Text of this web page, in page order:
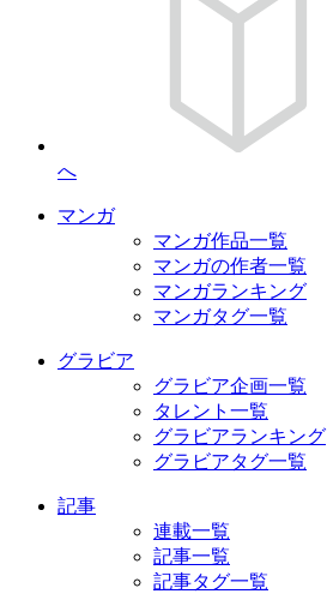
へ
マンガ
マンガ作品一覧
マンガの作者一覧
マンガランキング
マンガタグ一覧
グラビア
グラビア企画一覧
タレント一覧
グラビアランキング
グラビアタグ一覧
記事
連載一覧
記事一覧
記事タグ一覧